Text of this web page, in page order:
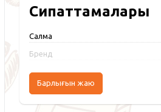
Сипаттамалары
Салмақ
Бренд
Барлығын жаю